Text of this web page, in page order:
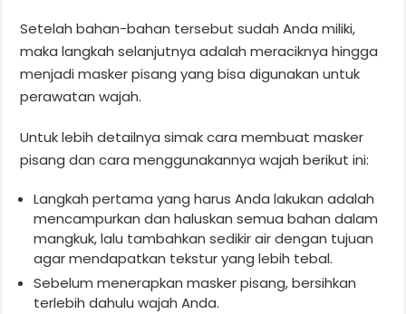
Setelah bahan-bahan tersebut sudah Anda miliki,
maka langkah selanjutnya adalah meraciknya hingga
menjadi masker pisang yang bisa digunakan untuk
perawatan wajah.
Untuk lebih detailnya simak cara membuat masker
pisang dan cara menggunakannya wajah berikut ini:
Langkah pertama yang harus Anda lakukan adalah
mencampurkan dan haluskan semua bahan dalam
mangkuk, lalu tambahkan sedikir air dengan tujuan
agar mendapatkan tekstur yang lebih tebal.
Sebelum menerapkan masker pisang, bersihkan
terlebih dahulu wajah Anda.